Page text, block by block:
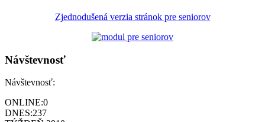
Zjednodušená verzia stránok pre seniorov
Návštevnosť
Návštevnosť:
ONLINE:0
DNES:237